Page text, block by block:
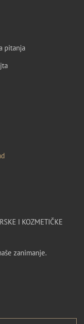
pitanja
I KOZMETIČKE
zanimanje.